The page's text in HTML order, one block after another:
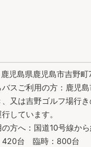
児島県鹿児島市吉野
スご利用の方：鹿児
又は吉野ゴルフ場行
しています。
の方へ：国道10号線か
420台 臨時：800台